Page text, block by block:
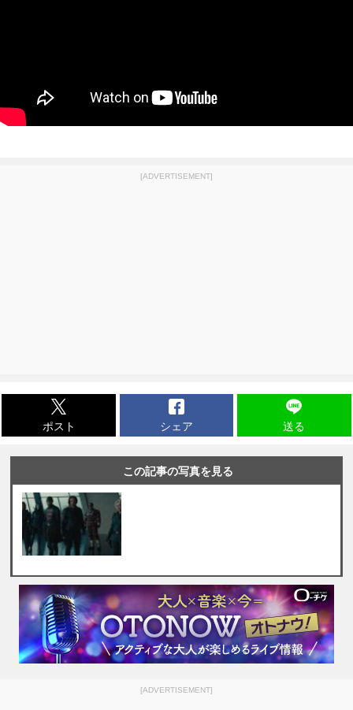
[ADVERTISEMENT]
ポスト シェア 送る
この記事の写真を見る
[ADVERTISEMENT]